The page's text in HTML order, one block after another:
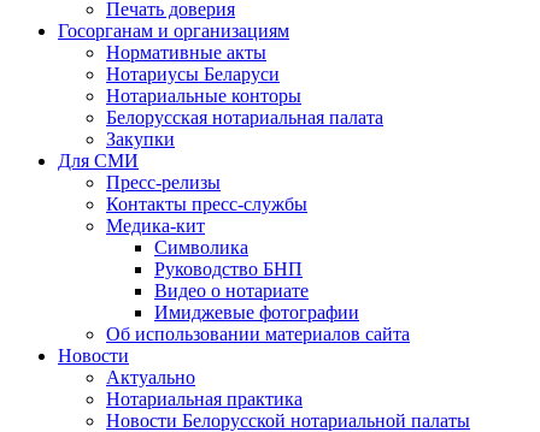
Печать доверия
Госорганам и организациям
Нормативные акты
Нотариусы Беларуси
Нотариальные конторы
Белорусская нотариальная палата
Закупки
Для СМИ
Пресс-релизы
Контакты пресс-службы
Медика-кит
Символика
Руководство БНП
Видео о нотариате
Имиджевые фотографии
Об использовании материалов сайта
Новости
Актуально
Нотариальная практика
Новости Белорусской нотариальной палаты